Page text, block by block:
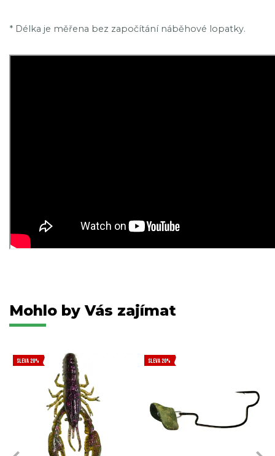
* Délka je měřena bez započítání náběhové lopatky.
Mohlo by Vás zajímat
SLEVA 20% SLEVA 20%